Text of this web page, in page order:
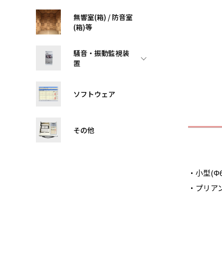
無響室(箱) / 防音室
(箱)等
騒音・振動監視装
置
ソフトウェア
その他
・小型
・プリ